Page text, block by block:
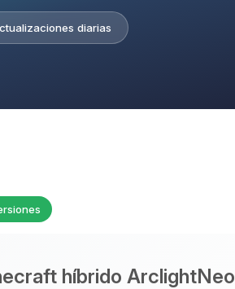
diarias
híbrido ArclightNeo